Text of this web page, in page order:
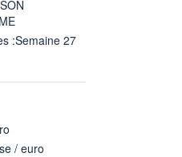
:Semaine 27
/ euro